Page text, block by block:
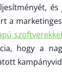
a
szoftverekkel
hogy a